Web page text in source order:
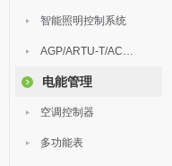
智能照明控制系统
AGP/ARTU-T/ACM/ADDC
电能管理
空调控制器
多功能表